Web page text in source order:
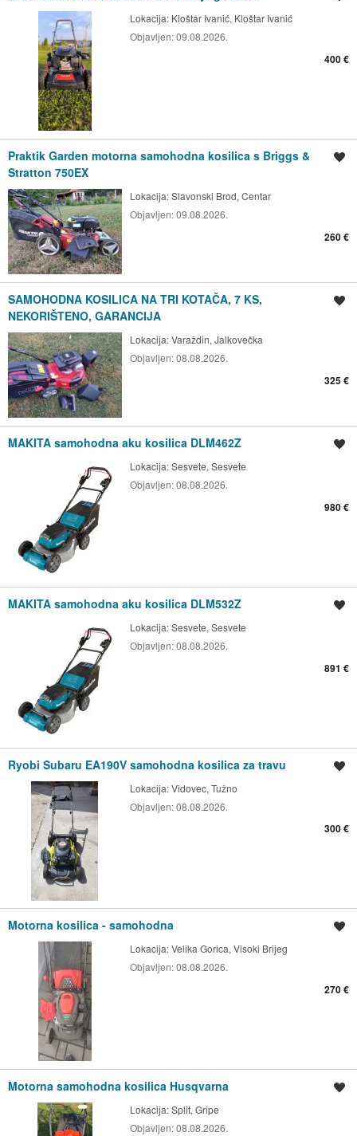
Lokacija: Kloštar Ivanić, Kloštar Ivanić
Objavljen:09.08.2026.
400 €
Praktik Garden motorna samohodna kosilica s Briggs &
Stratton 750EX
Lokacija:Slavonski Brod, Centar
Objavljen:09.08.2026.
260 €
SAMOHODNA KOSILICA NA TRI KOTAČA, 7 KS,
NEKORIŠTENO, GARANCIJA
Lokacija:Varaždin, Jalkovečka
Objavljen:08.08.2026.
325 €
MAKITA samohodna aku kosilica DLM462Z
Lokacija:Sesvete, Sesvete
Objavljen:08.08.2026.
980 €
MAKITA samohodna aku kosilica DLM532Z
Lokacija:Sesvete, Sesvete
Objavljen:08.08.2026.
891 €
Ryobi Subaru EA190V samohodna kosilica za travu
Lokacija:Vidovec, Tužno
Objavljen:08.08.2026.
300 €
Motorna kosilica - samohodna
Lokacija:Velika Gorica, Visoki Brijeg
Objavljen:08.08.2026.
270 €
Motorna samohodna kosilica Husqvarna
Lokacija:Split, Gripe
Objavljen:08.08.2026.